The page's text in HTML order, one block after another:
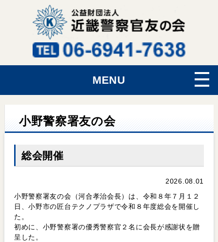
MENU
小野警察署友の会
総会開催
2026.08.01
小野警察署友の会（河合孝治会長）は、令和８年７月１２
日、小野市の匠台テクノプラザで令和８年度総会を開催し
た。
初めに、小野警察署の優秀警察官２名に会長が感謝状を贈
呈した。